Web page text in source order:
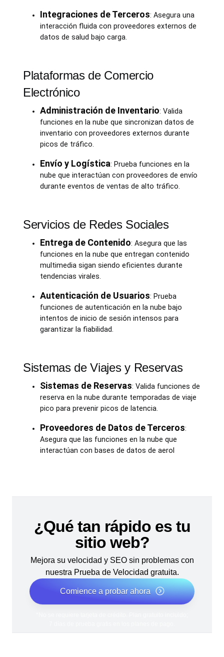
Integraciones de Terceros: Asegura una
interacción fluida con proveedores externos de
datos de salud bajo carga.
Plataformas de Comercio
Electrónico
Administración de Inventario: Valida
funciones en la nube que sincronizan datos de
inventario con proveedores externos durante
picos de tráfico.
Envío y Logística: Prueba funciones en la
nube que interactúan con proveedores de envío
durante eventos de ventas de alto tráfico.
Servicios de Redes Sociales
Entrega de Contenido: Asegura que las
funciones en la nube que entregan contenido
multimedia sigan siendo eficientes durante
tendencias virales.
Autenticación de Usuarios: Prueba
funciones de autenticación en la nube bajo
intentos de inicio de sesión intensos para
garantizar la fiabilidad.
Sistemas de Viajes y Reservas
Sistemas de Reservas: Valida funciones de
reserva en la nube durante temporadas de viaje
pico para prevenir picos de latencia.
Proveedores de Datos de Terceros:
Asegura que las funciones en la nube que
interactúan con bases de datos de aerol
¿Qué tan rápido es tu
sitio web?
Mejora su velocidad y SEO sin problemas con
nuestra Prueba de Velocidad gratuita.
Comience a probar ahora